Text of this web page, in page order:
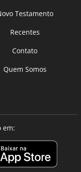
Testamento
Recentes
Contato
Quem Somos
em: